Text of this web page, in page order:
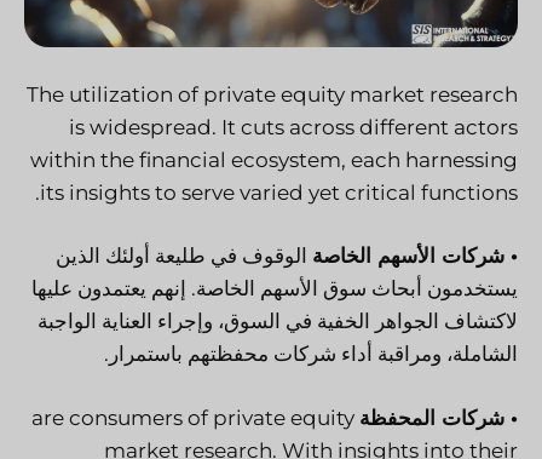
The utilization of private equity market research
is widespread. It cuts across different actors
within the financial ecosystem, each harnessing
its insights to serve varied yet critical functions.
• شركات الأسهم الخاصة الوقوف في طليعة أولئك الذين
يستخدمون أبحاث سوق الأسهم الخاصة. إنهم يعتمدون عليها
لاكتشاف الجواهر الخفية في السوق، وإجراء العناية الواجبة
الشاملة، ومراقبة أداء شركات محفظتهم باستمرار.
• شركات المحفظة are consumers of private equity
market research. With insights into their